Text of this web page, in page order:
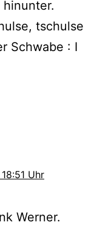
tschulse
Schwabe : I
Uhr
Werner.